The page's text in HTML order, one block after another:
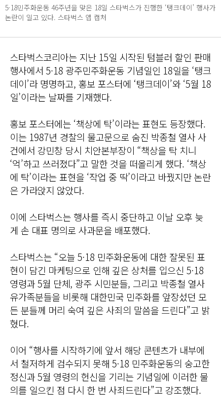
5·18민주화운동 46주년을 맞은 18일 스타벅스가 진행한 ‘탱크데이’ 행사가
논란이 일고 있다. 스타벅스 앱 캡처
스타벅스코리아는 지난 15일 시작된 텀블러 할인 판매
행사에서 5·18 광주민주화운동 기념일인 18일을 ‘탱크
데이’라 명명하고, 홍보 포스터에 ‘탱크데이’와 ‘5월 18
일’이라는 날짜를 기재했다.
홍보 포스터에는 ‘책상에 탁’이라는 표현도 등장했다.
이는 1987년 경찰의 물고문으로 숨진 박종철 열사 사
건에서 강민창 당시 치안본부장이 “책상을 탁 치니
‘억’하고 쓰러졌다”고 말한 것을 떠올리게 했다. ‘책상
에 탁’이라는 표현을 ‘작업 중 딱’이라고 바꿨지만 논란
은 가라앉지 않았다.
이에 스타벅스는 행사를 즉시 중단하고 이날 오후 늦
게 손 대표 명의로 사과문을 배포했다.
스타벅스는 “오늘 5·18 민주화운동에 대한 잘못된 표
현이 담긴 마케팅으로 인해 깊은 상처를 입으신 5·18
영령과 5월 단체, 광주 시민분들, 그리고 박종철 열사
유가족분들을 비롯해 대한민국 민주화를 앞장섰던 모
든 분들께 머리 숙여 깊은 사죄의 말씀을 드린다”고 밝
혔다.
이어 “행사를 시작하기에 앞서 해당 콘텐츠가 내부에
서 철저하게 검수되지 못해 5·18 민주화운동의 숭고한
정신과 5월 영령의 헌신을 기리는 기념일에 이러한 물
의를 일으킨 점 다시 한 번 사죄드린다”고 강조했다.